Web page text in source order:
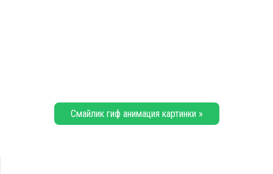
Смайлик гиф анимация картинки »